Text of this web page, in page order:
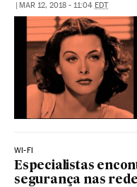
| MAR 12, 2018 - 11:04 EDT
WI-FI
Especialistas
segurança nas